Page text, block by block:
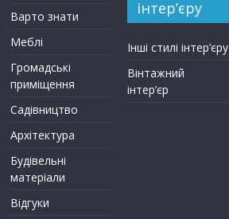
Варто знати
Меблі
Громадські
приміщення
Садівництво
Архітектура
Будівельні
матеріали
Відгуки
інтер’єру
Інші стилі інтер’єру
Вінтажний
інтер’єр